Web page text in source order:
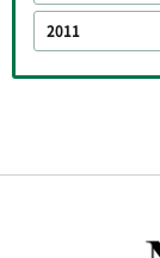
2011